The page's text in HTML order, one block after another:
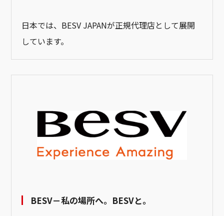
日本では、BESV JAPANが正規代理店として展開
しています。
BESV－私の場所へ。BESVと。